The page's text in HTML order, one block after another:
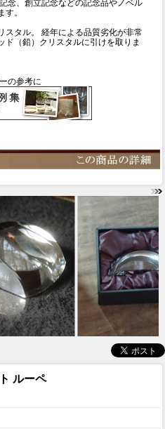
念、創立記念などの記念品やノベル
。
スタル。 経年による品質劣化が非常
ド（鉛）クリスタルに引けを取りま
の参考に
ルーペ